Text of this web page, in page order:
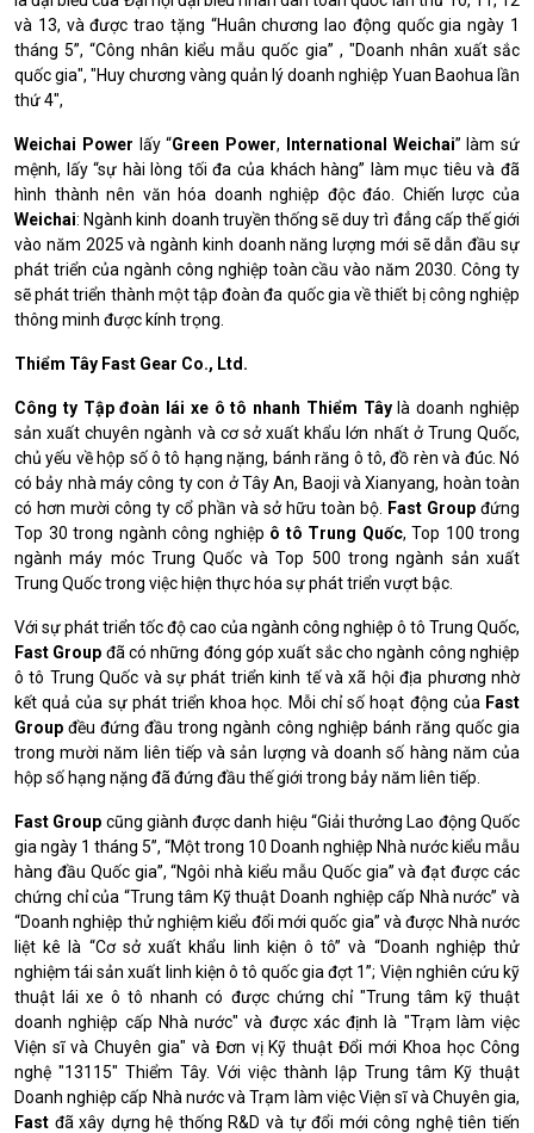
và 13, và được trao tặng “Huân chương lao động quốc gia ngày 1
tháng 5”, “Công nhân kiểu mẫu quốc gia” , "Doanh nhân xuất sắc
quốc gia", "Huy chương vàng quản lý doanh nghiệp Yuan Baohua lần
thứ 4",
Weichai Power lấy “Green Power, International Weichai” làm sứ
mệnh, lấy “sự hài lòng tối đa của khách hàng” làm mục tiêu và đã
hình thành nên văn hóa doanh nghiệp độc đáo. Chiến lược của
Weichai: Ngành kinh doanh truyền thống sẽ duy trì đẳng cấp thế giới
vào năm 2025 và ngành kinh doanh năng lượng mới sẽ dẫn đầu sự
phát triển của ngành công nghiệp toàn cầu vào năm 2030. Công ty
sẽ phát triển thành một tập đoàn đa quốc gia về thiết bị công nghiệp
thông minh được kính trọng.
Thiểm Tây Fast Gear Co., Ltd.
Công ty Tập đoàn lái xe ô tô nhanh Thiểm Tâylà doanh nghiệp
sản xuất chuyên ngành và cơ sở xuất khẩu lớn nhất ở Trung Quốc,
chủ yếu về hộp số ô tô hạng nặng, bánh răng ô tô, đồ rèn và đúc. Nó
có bảy nhà máy công ty con ở Tây An, Baoji và Xianyang, hoàn toàn
có hơn mười công ty cổ phần và sở hữu toàn bộ.
Fast Group đứng
Top 30 trong ngành công nghiệp ô tô Trung Quốc, Top 100 trong
ngành máy móc Trung Quốc và Top 500 trong ngành sản xuất
Trung Quốc trong việc hiện thực hóa sự phát triển vượt bậc.
Với sự phát triển tốc độ cao của ngành công nghiệp ô tô Trung Quốc,
Fast Group đã có những đóng góp xuất sắc cho ngành công nghiệp
ô tô Trung Quốc và sự phát triển kinh tế và xã hội địa phương nhờ
kết quả của sự phát triển khoa học.
Mỗi chỉ số hoạt động của Fast
Group đều đứng đầu trong ngành công nghiệp bánh răng quốc gia
trong mười năm liên tiếp và sản lượng và doanh số hàng năm của
hộp số hạng nặng đã đứng đầu thế giới trong bảy năm liên tiếp.
Fast Group cũng giành được danh hiệu “Giải thưởng Lao động Quốc
gia ngày 1 tháng 5”, “Một trong 10 Doanh nghiệp Nhà nước kiểu mẫu
hàng đầu Quốc gia”, “Ngôi nhà kiểu mẫu Quốc gia” và đạt được các
chứng chỉ của “Trung tâm Kỹ thuật Doanh nghiệp cấp Nhà nước” và
“Doanh nghiệp thử nghiệm kiểu đổi mới quốc gia” và được Nhà nước
liệt kê là “Cơ sở xuất khẩu linh kiện ô tô” và “Doanh nghiệp thử
nghiệm tái sản xuất linh kiện ô tô quốc gia đợt 1”; Viện nghiên cứu kỹ
thuật lái xe ô tô nhanh có được chứng chỉ "Trung tâm kỹ thuật
doanh nghiệp cấp Nhà nước" và được xác định là "Trạm làm việc
Viện sĩ và Chuyên gia" và Đơn vị Kỹ thuật Đổi mới Khoa học Công
nghệ "13115" Thiểm Tây. Với việc thành lập Trung tâm Kỹ thuật
Doanh nghiệp cấp Nhà nước và Trạm làm việc Viện sĩ và Chuyên gia,
Fast đã xây dựng hệ thống R&D và tự đổi mới công nghệ tiên tiến